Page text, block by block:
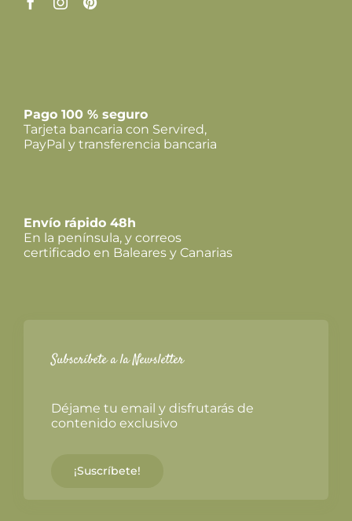
Pago 100 % seguro
Tarjeta bancaria con Servired,
PayPal y transferencia bancaria
Envío rápido 48h
En la península, y correos
certificado en Baleares y Canarias
Subscríbete a la Newsletter
Déjame tu email y disfrutarás de
contenido exclusivo
¡Suscríbete!